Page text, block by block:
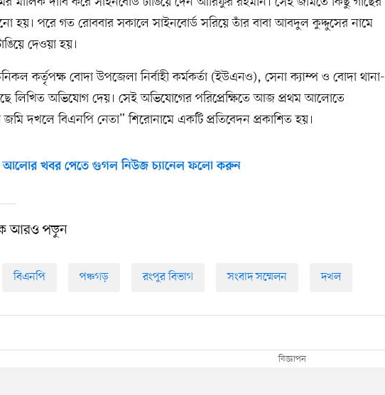
হয়। পরে গত রোববার সকালে সাইনবোর্ড সরিয়ে তাঁর বাবা আবদুল কুদ্দুসের নামে
দেওয়া হয়।
কর্তৃপক্ষ বোদা উপজেলা নির্বাহী কর্মকর্তা (ইউএনও), সেনা ক্যাম্প ও বোদা থানা-
লিখিত অভিযোগ দেয়। সেই অভিযোগের পরিপ্রেক্ষিতে আজ প্রথম আলোতে
জমি দখলে বিএনপি নেতা” শিরোনামে একটি প্রতিবেদন প্রকাশিত হয়।
আলোর খবর পেতে গুগল নিউজ চ্যানেল ফলো করুন
আরও পড়ুন
বিএনপি পঞ্চগড় রংপুর বিভাগ সংবাদ সম্মেলন দখল